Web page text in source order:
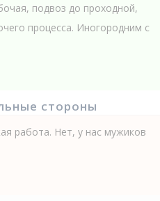
подвоз до проходной,
процесса. Иногородним с
стороны
работа. Нет, у нас мужиков